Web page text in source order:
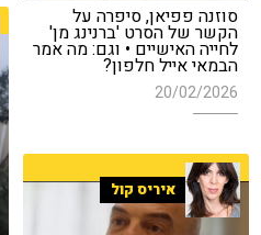
סוזנה פפיאן, סיפרה על
הקשר של הסרט 'ברנינג מן'
לחייה האישיים • וגם: מה אמר
הבמאי אייל חלפון?
20/02/2026
איריס קול